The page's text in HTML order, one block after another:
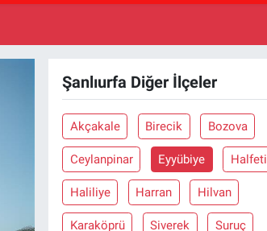
Şanlıurfa Diğer İlçeler
Akçakale Birecik Bozova
Ceylanpinar Eyyübiye Halfeti
Haliliye Harran Hilvan
Karaköprü Siverek Suruç